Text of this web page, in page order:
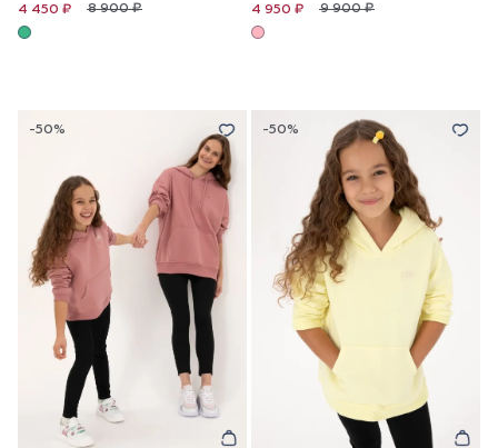
8 900 ₽
4 450 ₽ 9 900 ₽
4 950 ₽
-50% -50%